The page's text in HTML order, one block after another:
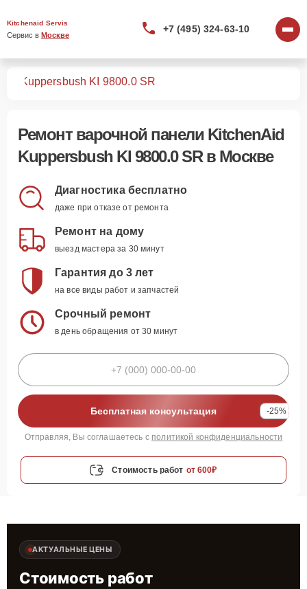
Kitchenaid Servis
Сервис в Москве
+7 (495) 324-63-10
Kuppersbush KI 9800.0 SR
Ремонт варочной панели KitchenAid
Kuppersbush KI 9800.0 SR в Москве
Диагностика бесплатно
даже при отказе от ремонта
Ремонт на дому
выезд мастера за 30 минут
Гарантия до 3 лет
на все виды работ и запчастей
Срочный ремонт
в день обращения от 30 минут
Бесплатная консультация -25%
Отправляя, Вы соглашаетесь с политикой конфиденциальности
Стоимость работ от 600₽
АКТУАЛЬНЫЕ ЦЕНЫ
Стоимость работ